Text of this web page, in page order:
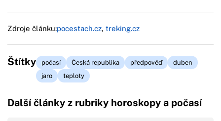
Zdroje článku:pocestach.cz, treking.cz
Štítky počasí Česká republika předpověď
duben
jaro
teploty
Další články z rubriky horoskopy a počasí